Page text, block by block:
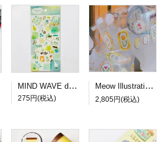
MIND WAVE dewdrop sticker green
275円(税込)
Meow Illustration PETロールシール Frames
2,805円(税込)